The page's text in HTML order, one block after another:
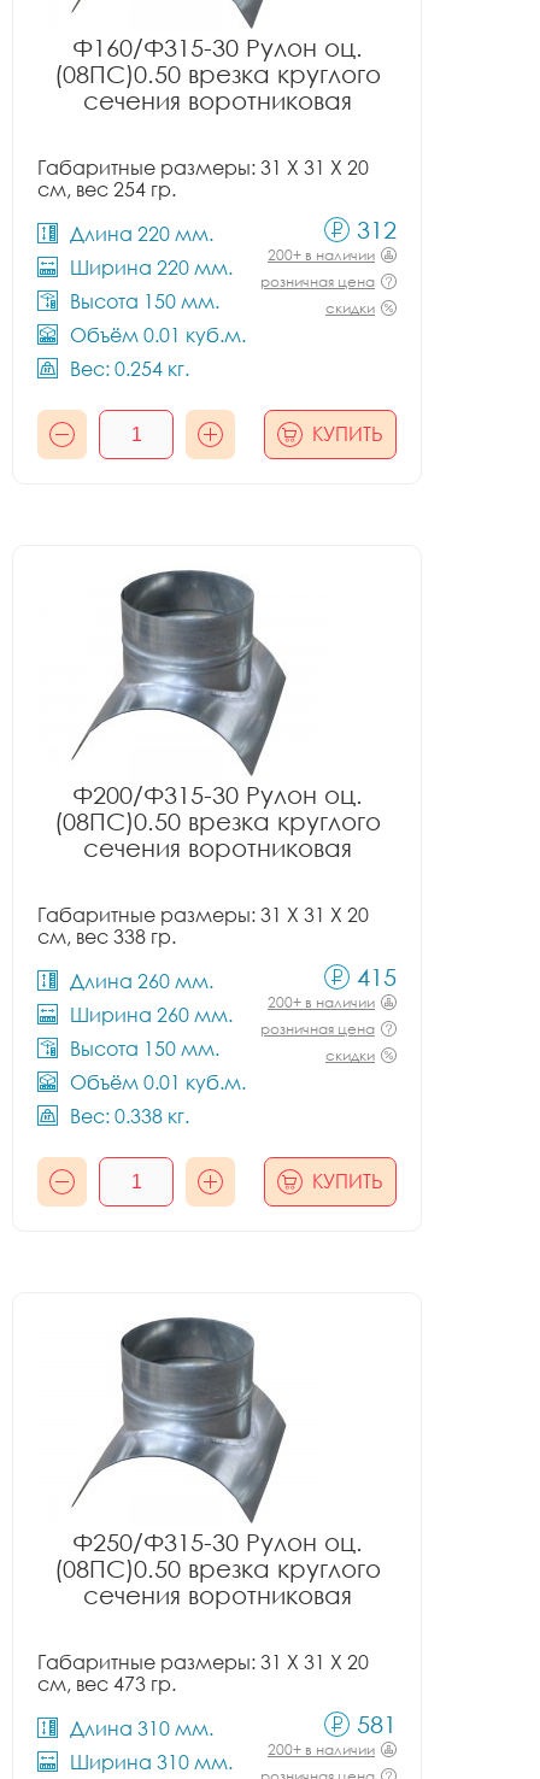
Ф160/Ф315-30 Рулон оц.
(08ПС)0.50 врезка круглого
сечения воротниковая
Габаритные размеры: 31 X 31 X 20
см, вес 254 гр.
Длина 220 мм.
Ширина 220 мм.
Высота 150 мм.
Объём 0.01 куб.м.
Вес: 0.254 кг.
312
200+ в наличии
розничная цена
скидки
КУПИТЬ
Ф200/Ф315-30 Рулон оц.
(08ПС)0.50 врезка круглого
сечения воротниковая
Габаритные размеры: 31 X 31 X 20
см, вес 338 гр.
Длина 260 мм.
Ширина 260 мм.
Высота 150 мм.
Объём 0.01 куб.м.
Вес: 0.338 кг.
415
200+ в наличии
розничная цена
скидки
КУПИТЬ
Ф250/Ф315-30 Рулон оц.
(08ПС)0.50 врезка круглого
сечения воротниковая
Габаритные размеры: 31 X 31 X 20
см, вес 473 гр.
Длина 310 мм.
Ширина 310 мм.
581
200+ в наличии